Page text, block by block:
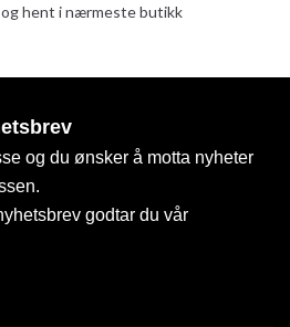
hent i nærmeste butikk
og du ønsker å motta nyheter
godtar du vår